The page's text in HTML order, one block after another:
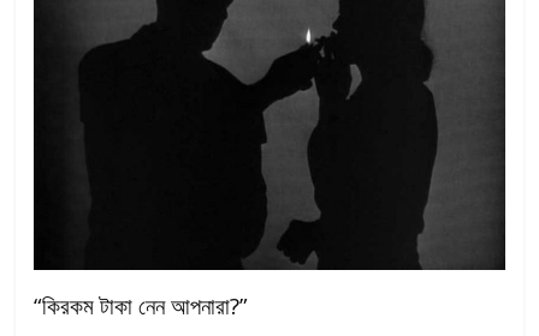
“কিরকম টাকা নেন আপনারা?”